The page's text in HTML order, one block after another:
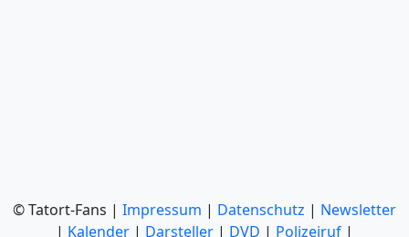
© Tatort-Fans | Impressum | Datenschutz | Newsletter
| Kalender | Darsteller | DVD | Polizeiruf |